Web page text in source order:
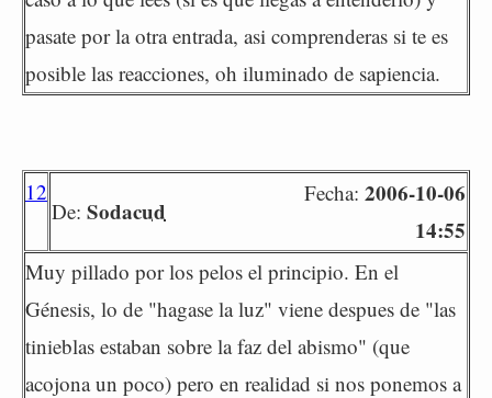
pasate por la otra entrada, asi comprenderas si te es
posible las reacciones, oh iluminado de sapiencia.
12
De: Sodacud
Fecha: 2006-10-06
14:55
Muy pillado por los pelos el principio. En el
Génesis, lo de "hagase la luz" viene despues de "las
tinieblas estaban sobre la faz del abismo" (que
acojona un poco) pero en realidad si nos ponemos a